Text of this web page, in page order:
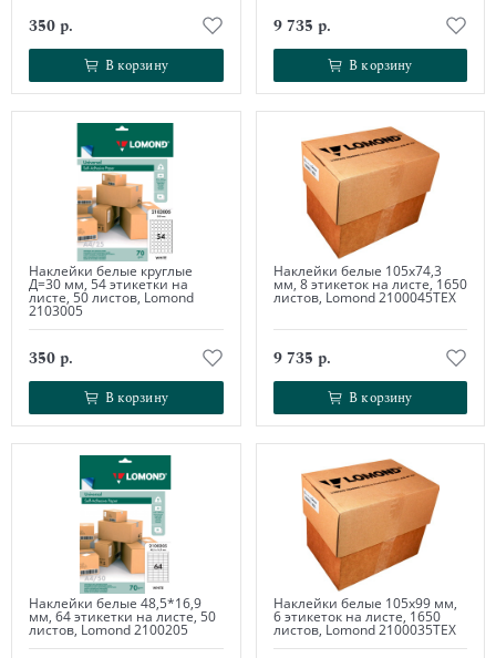
350 р.
В корзину
В корзину
9 735 р.
В корзину
В корзину
Наклейки белые круглые
Д=30 мм, 54 этикетки на
листе, 50 листов, Lomond
2103005
350 р.
В корзину
В корзину
Наклейки белые 105х74,3
мм, 8 этикеток на листе, 1650
листов, Lomond 2100045ТЕХ
9 735 р.
В корзину
В корзину
Наклейки белые 48,5*16,9
мм, 64 этикетки на листе, 50
листов, Lomond 2100205
Наклейки белые 105х99 мм,
6 этикеток на листе, 1650
листов, Lomond 2100035ТЕХ